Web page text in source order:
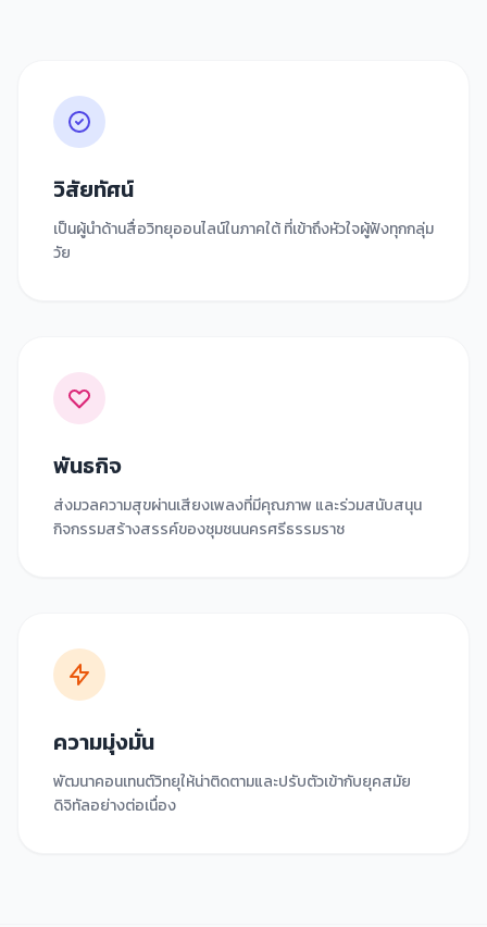
วิสัยทัศน์
เป็นผู้นำด้านสื่อวิทยุออนไลน์ในภาคใต้ ที่เข้าถึงหัวใจผู้ฟังทุกกลุ่ม
วัย
พันธกิจ
ส่งมวลความสุขผ่านเสียงเพลงที่มีคุณภาพ และร่วมสนับสนุน
กิจกรรมสร้างสรรค์ของชุมชนนครศรีธรรมราช
ความมุ่งมั่น
พัฒนาคอนเทนต์วิทยุให้น่าติดตามและปรับตัวเข้ากับยุคสมัย
ดิจิทัลอย่างต่อเนื่อง